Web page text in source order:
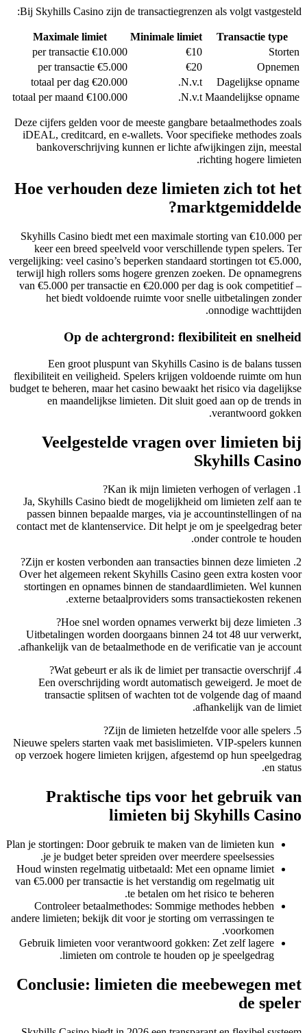
Bij Skyhills Casino zijn de transactiegrenzen als volgt vastgesteld:
Transactie type
Minimale limiet
Maximale limiet
Storten
€10
€10.000 per transactie
Opnemen
€20
€5.000 per transactie
Dagelijkse opname
N.v.t.
€20.000 totaal per dag
Maandelijkse opname
N.v.t.
€100.000 totaal per maand
Deze cijfers gelden voor de meeste gangbare betaalmethodes zoals
iDEAL, creditcard, en e-wallets. Voor specifieke methodes zoals
bankoverschrijving kunnen er lichte afwijkingen zijn, meestal
richting hogere limieten.
Hoe verhouden deze limieten zich tot het
marktgemiddelde?
Skyhills Casino biedt met een maximale storting van €10.000 per
keer een breed speelveld voor verschillende typen spelers. Ter
vergelijking: veel casino’s beperken standaard stortingen tot €5.000,
terwijl high rollers soms hogere grenzen zoeken. De opnamegrens
van €5.000 per transactie en €20.000 per dag is ook competitief –
het biedt voldoende ruimte voor snelle uitbetalingen zonder
onnodige wachttijden.
Op de achtergrond: flexibiliteit en snelheid
Een groot pluspunt van Skyhills Casino is de balans tussen
flexibiliteit en veiligheid. Spelers krijgen voldoende ruimte om hun
budget te beheren, maar het casino bewaakt het risico via dagelijkse
en maandelijkse limieten. Dit sluit goed aan op de trends in
verantwoord gokken.
Veelgestelde vragen over limieten bij
Skyhills Casino
1. Kan ik mijn limieten verhogen of verlagen?
Ja, Skyhills Casino biedt de mogelijkheid om limieten zelf aan te
passen binnen bepaalde marges, via je accountinstellingen of na
contact met de klantenservice. Dit helpt je om je speelgedrag beter
onder controle te houden.
2. Zijn er kosten verbonden aan transacties binnen deze limieten?
Over het algemeen rekent Skyhills Casino geen extra kosten voor
stortingen en opnames binnen de standaardlimieten. Wel kunnen
externe betaalproviders soms transactiekosten rekenen.
3. Hoe snel worden opnames verwerkt bij deze limieten?
Uitbetalingen worden doorgaans binnen 24 tot 48 uur verwerkt,
afhankelijk van de betaalmethode en de verificatie van je account.
4. Wat gebeurt er als ik de limiet per transactie overschrijf?
Een overschrijding wordt automatisch geweigerd. Je moet de
transactie splitsen of wachten tot de volgende dag of maand
afhankelijk van de limiet.
5. Zijn de limieten hetzelfde voor alle spelers?
Nieuwe spelers starten vaak met basislimieten. VIP-spelers kunnen
op verzoek hogere limieten krijgen, afgestemd op hun speelgedrag
en status.
Praktische tips voor het gebruik van
limieten bij Skyhills Casino
Plan je stortingen: Door gebruik te maken van de limieten kun
je je budget beter spreiden over meerdere speelsessies.
Houd winsten regelmatig uitbetaald: Met een opname limiet
van €5.000 per transactie is het verstandig om regelmatig uit
te betalen om het risico te beheren.
Controleer betaalmethodes: Sommige methodes hebben
andere limieten; bekijk dit voor je storting om verrassingen te
voorkomen.
Gebruik limieten voor verantwoord gokken: Zet zelf lagere
limieten om controle te houden op je speelgedrag.
Conclusie: limieten die meebewegen met
de speler